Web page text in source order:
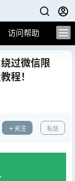
访问帮助
过微信限
程！
关注 私信